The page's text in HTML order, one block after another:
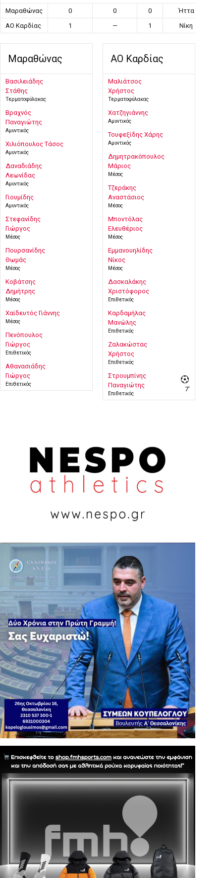
Μαραθώνας 0 0 0
Ήττα
ΑΟ Καρδίας
1 — 1 Νίκη
Μαραθώνας
Βασιλειάδης
Στάθης
Τερματοφύλακας
Βραχνός
Παναγιώτης
Αμυντικός
Χιλιόπουλος Τάσος
Αμυντικός
Δαναδιάδης
Λεωνίδας
Αμυντικός
Γιουμίδης
Αμυντικός
Στεφανίδης
Γιώργος
Μέσος
Πουρσανίδης
Θωμάς
Μέσος
Κοβάτσης
Δημήτρης
Μέσος
Χαϊδευτός Γιάννης
Μέσος
Πενόπουλος
Γιώργος
Επιθετικός
Αθανασιάδης
Γιώργος
Επιθετικός
ΑΟ Καρδίας
Μαλιάτσος
Χρήστος
Τερματοφύλακας
Χατζηγιάννης
Αμυντικός
Τουφεξίδης Χάρης
Αμυντικός
Δημητρακόπουλος
Μάριος
Μέσος
Τζεράκης
Αναστάσιος
Μέσος
Μποντόλας
Ελευθέριος
Μέσος
Εμμανουηλίδης
Νίκος
Μέσος
Δασκαλάκης
Χριστόφορος
Επιθετικός
Καρδαμήλας
Μανώλης
Επιθετικός
Ζαλακώστας
Χρήστος
Επιθετικός
Στρουμπίνης
Παναγιώτης
Επιθετικός
7'